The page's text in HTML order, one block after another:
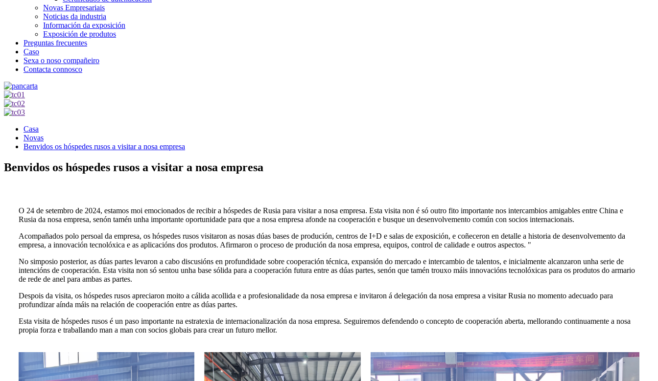
Novas Empresariais
Noticias da industria
Información da exposición
Exposición de produtos
Preguntas frecuentes
Caso
Sexa o noso compañeiro
Contacta connosco
Casa
Novas
Benvidos os hóspedes rusos a visitar a nosa empresa
Benvidos os hóspedes rusos a visitar a nosa empresa
O 24 de setembro de 2024, estamos moi emocionados de recibir a hóspedes de Rusia para visitar a nosa empresa. Esta visita non é só outro fito importante nos intercambios amigables entre China e
Rusia da nosa empresa, senón tamén unha importante oportunidade para que a nosa empresa afonde na cooperación e busque un desenvolvemento común con socios internacionais.
Acompañados polo persoal da empresa, os hóspedes rusos visitaron as nosas dúas bases de produción, centros de I+D e salas de exposición, e coñeceron en detalle a historia de desenvolvemento da
empresa, a innovación tecnolóxica e as aplicacións dos produtos. Afirmaron o proceso de produción da nosa empresa, equipos, control de calidade e outros aspectos. "
No simposio posterior, as dúas partes levaron a cabo discusións en profundidade sobre cooperación técnica, expansión do mercado e intercambio de talentos, e inicialmente alcanzaron unha serie de
intencións de cooperación. Esta visita non só sentou unha base sólida para a cooperación futura entre as dúas partes, senón que tamén trouxo máis innovacións tecnolóxicas para os produtos do armario
de rede de anel para ambas as partes.
Despois da visita, os hóspedes rusos apreciaron moito a cálida acollida e a profesionalidade da nosa empresa e invitaron á delegación da nosa empresa a visitar Rusia no momento adecuado para
profundizar aínda máis na relación de cooperación entre as dúas partes.
Esta visita de hóspedes rusos é un paso importante na estratexia de internacionalización da nosa empresa. Seguiremos defendendo o concepto de cooperación aberta, mellorando continuamente a nosa
propia forza e traballando man a man con socios globais para crear un futuro mellor.